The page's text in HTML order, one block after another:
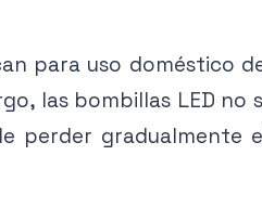
para uso doméstico
las bombillas LED no
perder gradualmente